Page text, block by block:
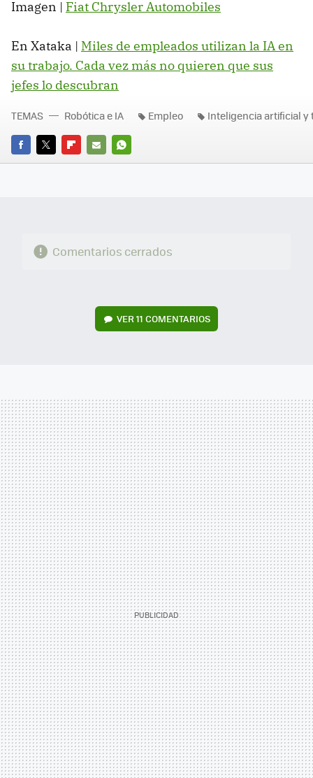
Imagen | Fiat Chrysler Automobiles
En Xataka | Miles de empleados utilizan la IA en
su trabajo. Cada vez más no quieren que sus
jefes lo descubran
FACEBOOK
TWITTERFLIPBOARD
E-
WHATSAPP
TEMAS Robótica e IA Empleo Inteligencia artificial y
Comentarios cerrados
VER11 COMENTARIOS